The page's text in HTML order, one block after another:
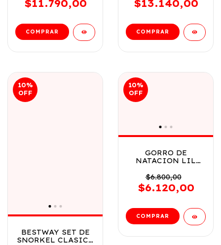
$11.790,00 $13.140,00
10%
OFF
BESTWAY SET DE
SNORKEL CLASICO
10%
OFF
GORRO DE
NATACION LIL
BESTWAY VR1
26049 NARANJA
CON ROJO
$6.800,00
$6.120,00